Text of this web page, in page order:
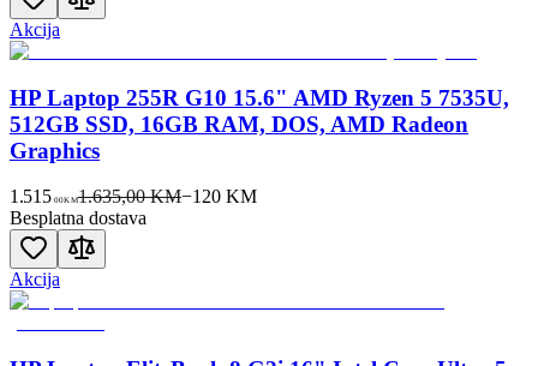
Akcija
HP Laptop 255R G10 15.6" AMD Ryzen 5 7535U,
512GB SSD, 16GB RAM, DOS, AMD Radeon
Graphics
1.515 00KM1.635,00 KM−120KM
Besplatna dostava
Akcija